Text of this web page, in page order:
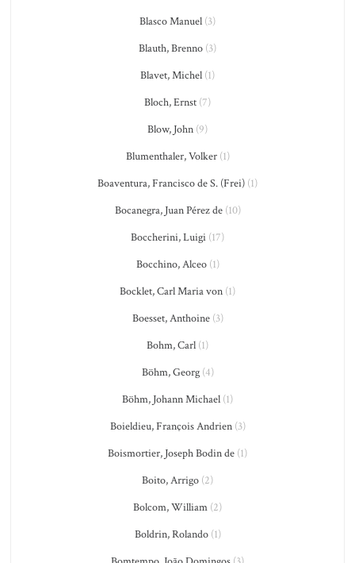
Blasco Manuel (3)
Blauth, Brenno (3)
Blavet, Michel (1)
Bloch, Ernst (7)
Blow, John (9)
Blumenthaler, Volker(1)
Boaventura, Francisco de S. (Frei) (1)
Bocanegra, Juan Pérez de(10)
Boccherini, Luigi (17)
Bocchino, Alceo(1)
Bocklet, Carl Maria von (1)
Boesset, Anthoine(3)
Bohm, Carl (1)
Böhm, Georg(4)
Böhm, Johann Michael (1)
Boieldieu, François Andrien(3)
Boismortier, Joseph Bodin de (1)
Boito, Arrigo (2)
Bolcom, William (2)
Boldrin, Rolando(1)